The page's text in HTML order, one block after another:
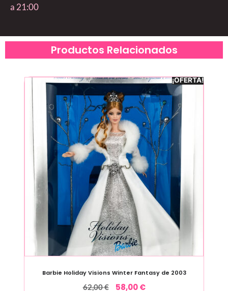
a 21:00
Productos Relacionados
¡OFERTA!
Barbie Holiday Visions Winter Fantasy de 2003
62,00€ 58,00€